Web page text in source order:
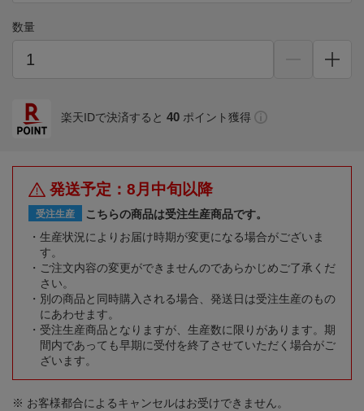
数量
楽天IDで決済すると 40 ポイント獲得
発送予定：8月中旬以降
受注生産
こちらの商品は受注生産商品です。
生産状況によりお届け時期が変更になる場合がございま
す。
ご注文内容の変更ができませんのであらかじめご了承くだ
さい。
別の商品と同時購入される場合、発送日は受注生産のもの
にあわせます。
受注生産商品となりますが、生産数に限りがあります。期
間内であっても早期に受付を終了させていただく場合がご
ざいます。
※ お客様都合によるキャンセルはお受けできません。